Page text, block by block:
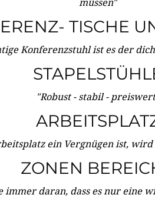
müssen"
TISCHE
Konferenzstuhl ist es der
"Robust - stabil -
ein Vergnügen ist,
ZONEN
immer daran, dass es nur eine